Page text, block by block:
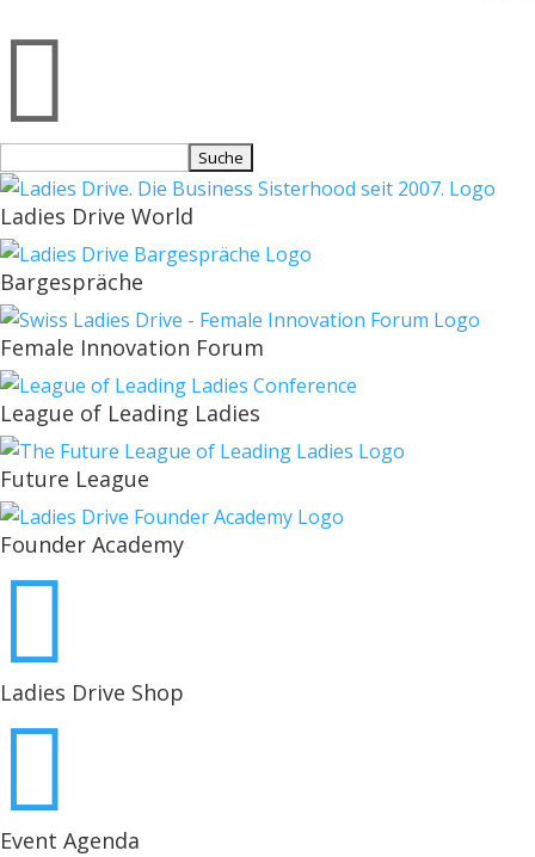

nach:
Ladies Drive World
Bargespräche
Female Innovation Forum
League of Leading Ladies
Future League
Founder Academy

Ladies Drive Shop

Event Agenda